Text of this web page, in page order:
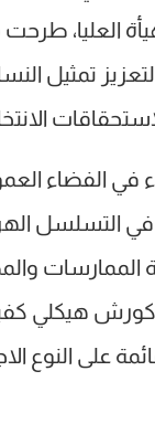
العليا،
تمثيل
في الفضاء
التسلسل
الممارسات
كورش هيكلي
على النوع